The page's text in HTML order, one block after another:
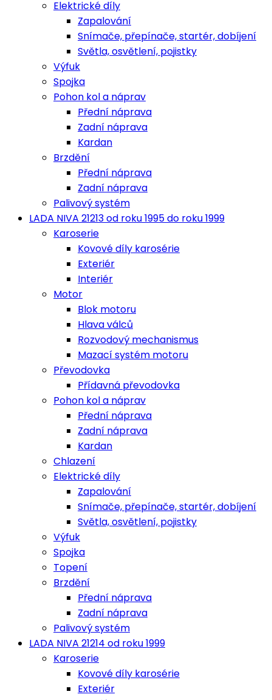
Elektrické díly
Zapalování
Snímače, přepínače, startér, dobíjení
Světla, osvětlení, pojistky
Výfuk
Spojka
Pohon kol a náprav
Přední náprava
Zadní náprava
Kardan
Brzdění
Přední náprava
Zadní náprava
Palivový systém
LADA NIVA 21213 od roku 1995 do roku 1999
Karoserie
Kovové díly karosérie
Exteriér
Interiér
Motor
Blok motoru
Hlava válců
Rozvodový mechanismus
Mazací systém motoru
Převodovka
Přídavná převodovka
Pohon kol a náprav
Přední náprava
Zadní náprava
Kardan
Chlazení
Elektrické díly
Zapalování
Snímače, přepínače, startér, dobíjení
Světla, osvětlení, pojistky
Výfuk
Spojka
Topení
Brzdění
Přední náprava
Zadní náprava
Palivový systém
LADA NIVA 21214 od roku 1999
Karoserie
Kovové díly karosérie
Exteriér